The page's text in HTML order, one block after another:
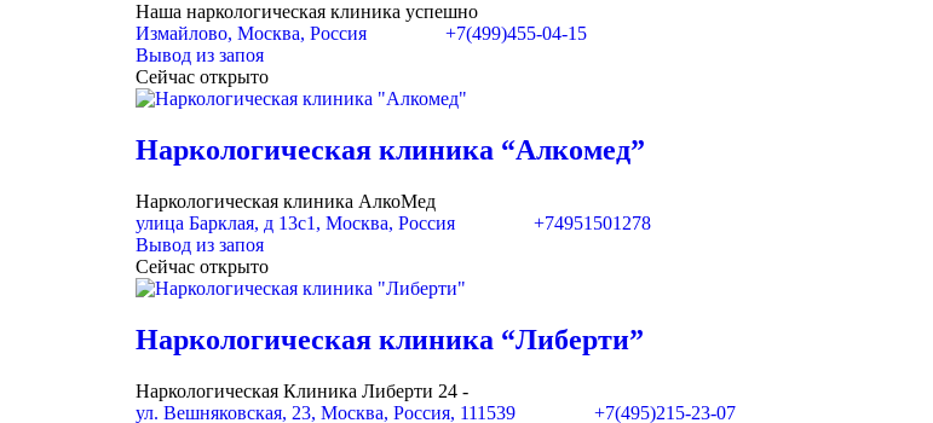
Наша наркологическая клиника успешно
Измайлово, Москва, Россия
+7(499)455-04-15
Вывод из запоя
Сейчас открыто
Наркологическая клиника “Алкомед”
Наркологическая клиника АлкоМед
улица Барклая, д 13с1, Москва, Россия
+74951501278
Вывод из запоя
Сейчас открыто
Наркологическая клиника “Либерти”
Наркологическая Клиника Либерти 24 -
ул. Вешняковская, 23, Москва, Россия, 111539
+7(495)215-23-07